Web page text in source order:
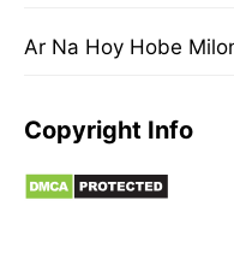
Ar Na Hoy Hobe Milon
Copyright Info